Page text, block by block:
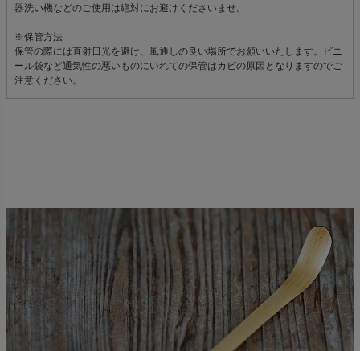
器洗い機などのご使用は絶対にお避けくださいませ。
※保管方法
保管の際には直射日光を避け、風通しの良い場所でお願いいたします。ビニ
ール袋など通気性の悪いものにいれての保管はカビの原因となりますのでご
注意ください。